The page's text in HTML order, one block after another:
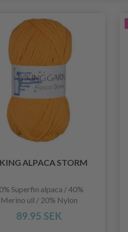
ALPACA STORM
Superfin alpaca / 40%
Merino ull / 20% Nylon
89.95 SEK